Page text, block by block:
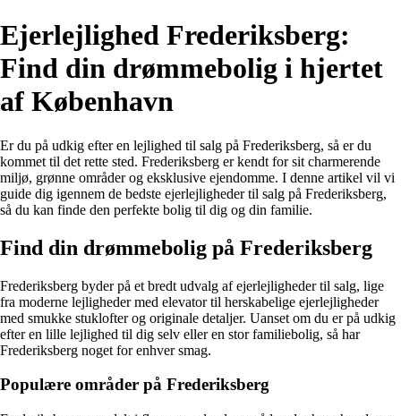
Ejerlejlighed Frederiksberg:
Find din drømmebolig i hjertet
af København
Er du på udkig efter en lejlighed til salg på Frederiksberg, så er du
kommet til det rette sted. Frederiksberg er kendt for sit charmerende
miljø, grønne områder og eksklusive ejendomme. I denne artikel vil vi
guide dig igennem de bedste ejerlejligheder til salg på Frederiksberg,
så du kan finde den perfekte bolig til dig og din familie.
Find din drømmebolig på Frederiksberg
Frederiksberg byder på et bredt udvalg af ejerlejligheder til salg, lige
fra moderne lejligheder med elevator til herskabelige ejerlejligheder
med smukke stuklofter og originale detaljer. Uanset om du er på udkig
efter en lille lejlighed til dig selv eller en stor familiebolig, så har
Frederiksberg noget for enhver smag.
Populære områder på Frederiksberg